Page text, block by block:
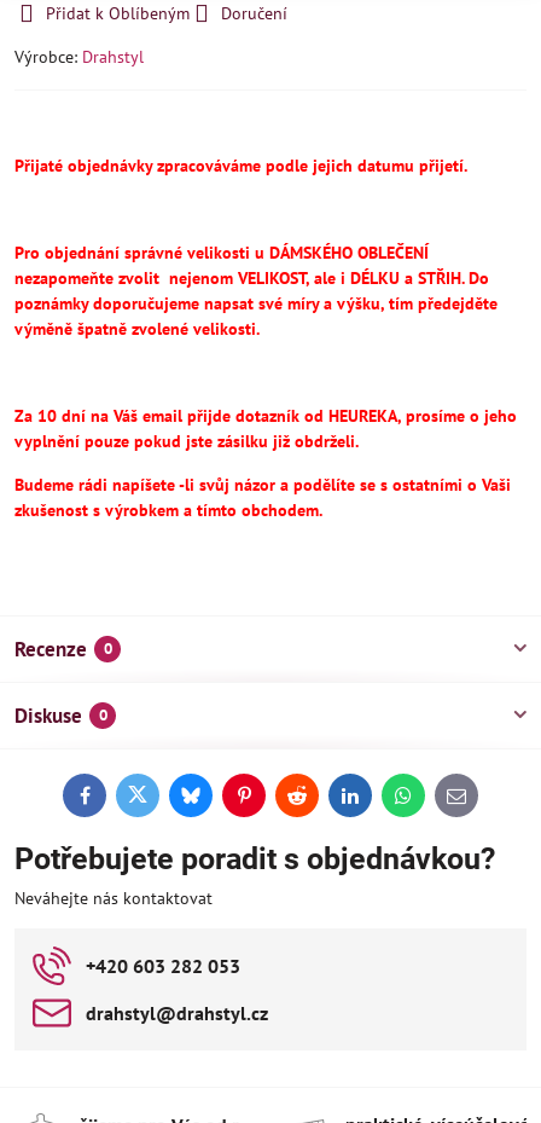
Přidat k Oblíbeným
Doručení
Výrobce: Drahstyl
Přijaté objednávky zpracováváme podle jejich datumu přijetí.
Pro objednání správné velikosti u DÁMSKÉHO OBLEČENÍ
nezapomeňte zvolit nejenom VELIKOST, ale i DÉLKU a STŘIH.Do
poznámky doporučujeme napsat své míry a výšku, tím předejděte
výměně špatně zvolené velikosti.
Za 10 dní na Váš email přijde dotazník od HEUREKA, prosíme o jeho
vyplnění pouze pokud jste zásilku již obdrželi.
Budeme rádi napíšete -li svůj názor a podělíte se s ostatními o Vaši
zkušenost s výrobkem a tímto obchodem.
Recenze 0
Diskuse 0
FacebookTwitterBlueskyPinterestReddit LinkedInWhatsApp
E-
mail
Potřebujete poradit s objednávkou?
Neváhejte nás kontaktovat
+420 603 282 053
drahstyl​@drahstyl​.cz